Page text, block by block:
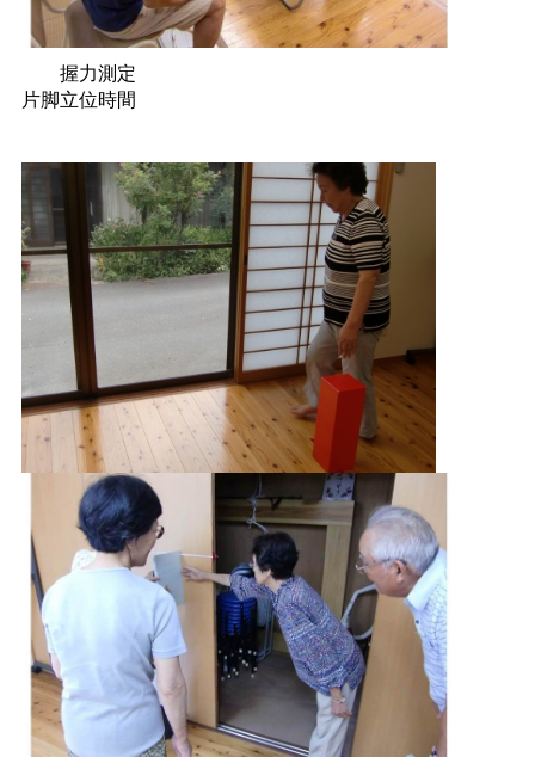
握力測定
片脚立位時間